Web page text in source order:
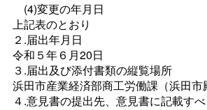
(4)変更の年月日
上記表のとおり
２.届出年月日
令和５年６月20日
３.届出及び添付書類の縦覧場所
浜田市産業経済部商工労働課（浜田市
４.意見書の提出先、意見書に記載す